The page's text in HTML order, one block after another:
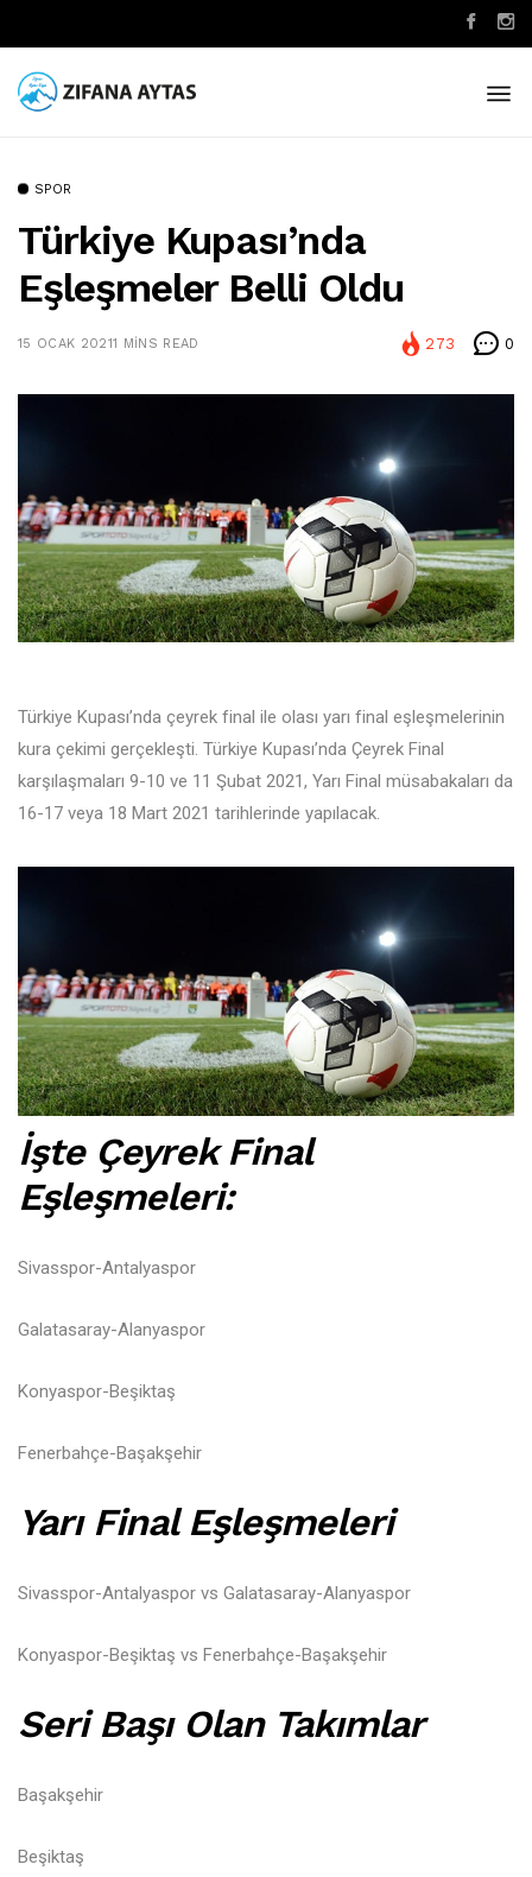
SPOR
Türkiye Kupası’nda
Eşleşmeler Belli Oldu
15 OCAK 20211 MINS READ 273 0
Türkiye Kupası’nda çeyrek final ile olası yarı final eşleşmelerinin
kura çekimi gerçekleşti. Türkiye Kupası’nda Çeyrek Final
karşılaşmaları 9-10 ve 11 Şubat 2021, Yarı Final müsabakaları da
16-17 veya 18 Mart 2021 tarihlerinde yapılacak.
İşte Çeyrek Final
Eşleşmeleri:
Sivasspor-Antalyaspor
Galatasaray-Alanyaspor
Konyaspor-Beşiktaş
Fenerbahçe-Başakşehir
Yarı Final Eşleşmeleri
Sivasspor-Antalyaspor vs Galatasaray-Alanyaspor
Konyaspor-Beşiktaş vs Fenerbahçe-Başakşehir
Seri Başı Olan Takımlar
Başakşehir
Beşiktaş